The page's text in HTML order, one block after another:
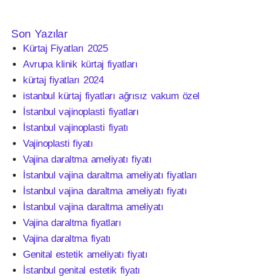
Son Yazılar
Kürtaj Fiyatları 2025
Avrupa klinik kürtaj fiyatları
kürtaj fiyatları 2024
istanbul kürtaj fiyatları ağrısız vakum özel
İstanbul vajinoplasti fiyatları
İstanbul vajinoplasti fiyatı
Vajinoplasti fiyatı
Vajina daraltma ameliyatı fiyatı
İstanbul vajina daraltma ameliyatı fiyatları
İstanbul vajina daraltma ameliyatı fiyatı
İstanbul vajina daraltma ameliyatı
Vajina daraltma fiyatları
Vajina daraltma fiyatı
Genital estetik ameliyatı fiyatı
İstanbul genital estetik fiyatı